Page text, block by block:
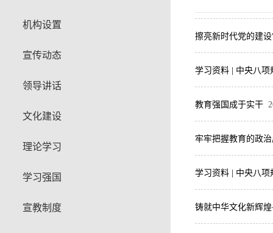
机构设置
宣传动态
领导讲话
文化建设
理论学习
学习强国
宣教制度
擦亮新时代党的建
学习资料 | 中央八
教育强国成于实干
牢牢把握教育的政
学习资料 | 中央八项
铸就中华文化新辉